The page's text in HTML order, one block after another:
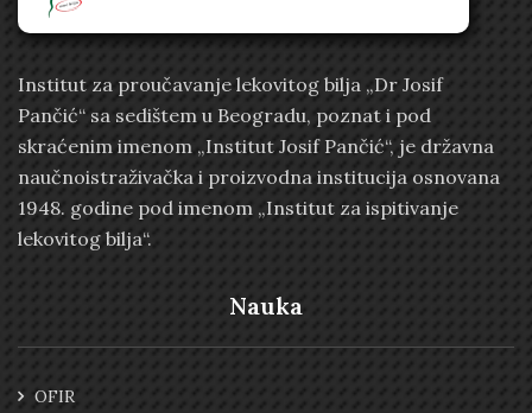
Institut za proučavanje lekovitog bilja „Dr Josif
Pančić“ sa sedištem u Beogradu, poznat i pod
skraćenim imenom „Institut Josif Pančić“, je državna
naučnoistraživačka i proizvodna institucija osnovana
1948. godine pod imenom „Institut za ispitivanje
lekovitog bilja“.
Nauka
OFIR